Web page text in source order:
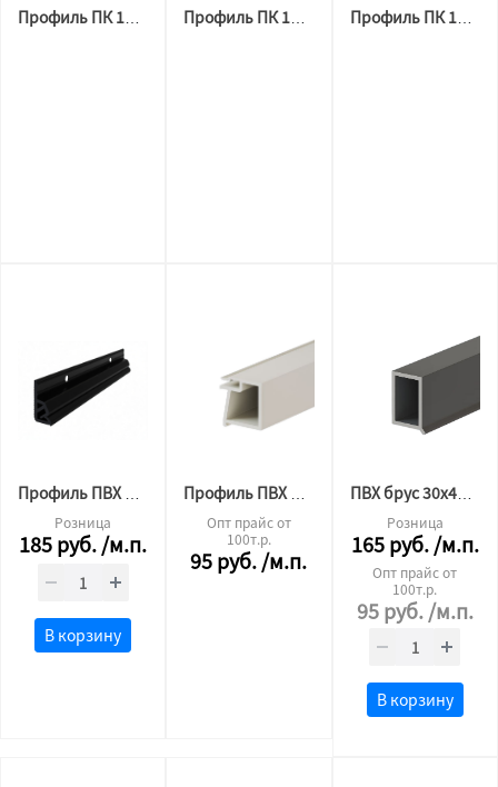
Профиль ПК 14 гардина 2х рядная (3,2 м) ПВХ
Розница
185руб./м.п.
В корзину
Опт прайс от
100т.р.
95руб./м.п.
ПВХ брус 30х45 (палка 2м)
Розница
165руб./м.п.
Опт прайс от
100т.р.
95руб./м.п.
В корзину